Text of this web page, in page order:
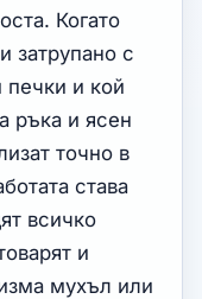
Когато
затрупано с
печки и кой
ръка и ясен
точно в
става
всичко
и
мухъл или